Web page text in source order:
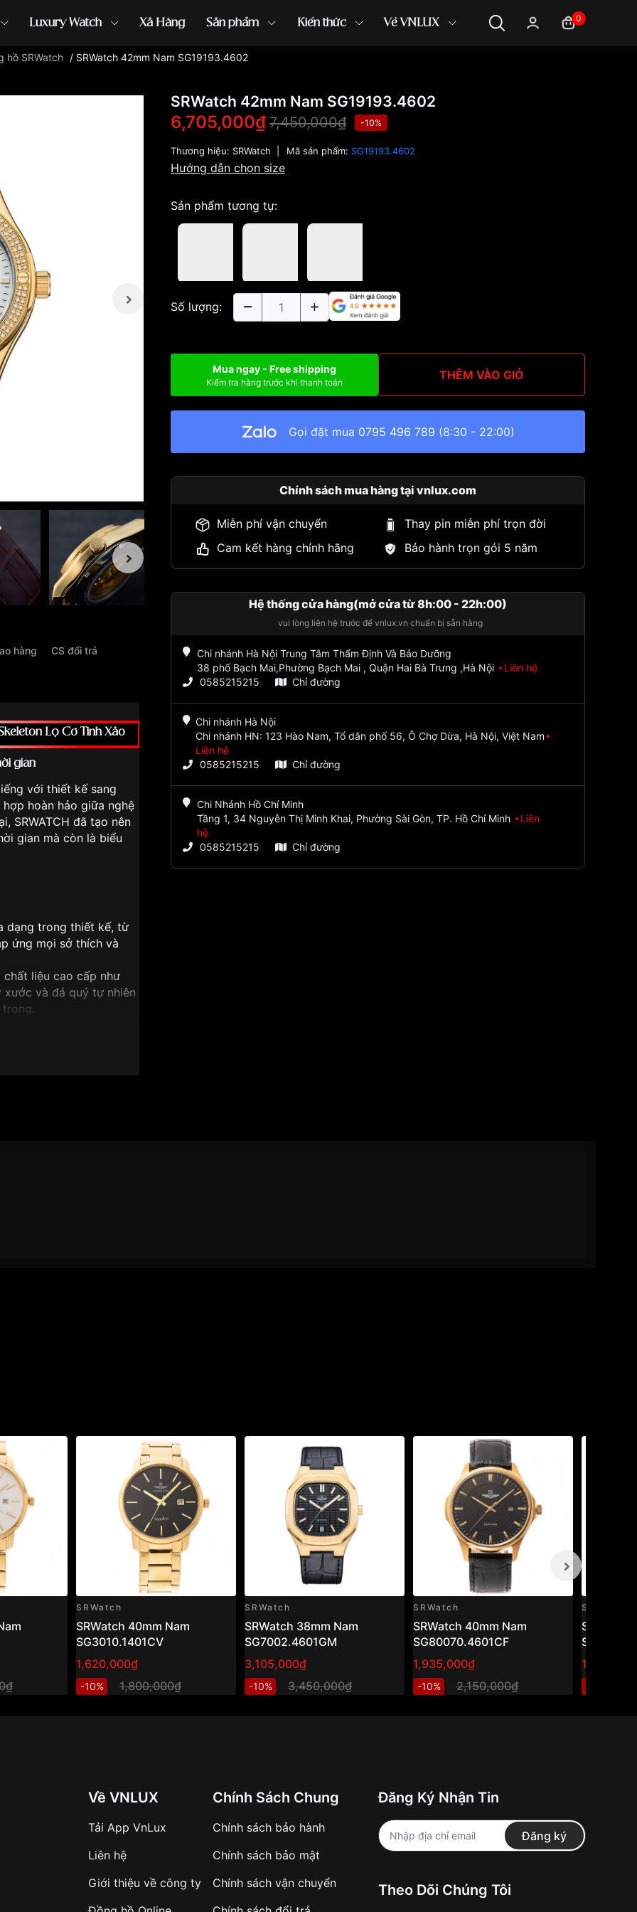
Luxury Watch Xả Hàng Sản phẩm Kiến thức Về VNLUX 0
hồ G-Shock đồng hồ Orient ...
hồ SRWatch / SRWatch 42mm Nam SG19193.4602
hàng CS đổi trả
Lộ Cơ Tinh Xảo
gian
với thiết kế sang
hoàn hảo giữa nghệ
SRWATCH đã tạo nên
gian mà còn là biểu
dạng trong thiết kế, từ
ứng mọi sở thích và
chất liệu cao cấp như
và đá quý tự nhiên
và ổn định cao.
hồ Skeleton tinh
gỉ 316L mạ vàng
tay nam giới. Niềng
lợi và chắc chắn.
được trang bị
xác cao, khả năng
đồng hồ sang trọng
tùng, sự kiện quan
hồ này sẽ là điểm
cấp của mình.
SRWatch 42mm Nam SG19193.4602
6,705,000₫ 7,450,000₫ -10%
Thương hiệu: SRWatch Mã sản phẩm: SG19193.4602
Hướng dẫn chọn size
Sản phẩm tương tự:
Số lượng:
Mua ngay - Free shipping
Kiểm tra hàng trước khi thanh toán THÊM VÀO GIỎ
Gọi đặt mua 0795 496 789 (8:30 - 22:00)
Chính sách mua hàng tại vnlux.com
Miễn phí vận chuyển
Thay pin miễn phí trọn đời
Cam kết hàng chính hãng
Bảo hành trọn gói 5 năm
Hệ thống cửa hàng(mở cửa từ 8h:00 - 22h:00)
vui lòng liên hệ trước để vnlux.vn chuẩn bị sẵn hàng
Chi nhánh Hà Nội Trung Tâm Thẩm Định Và Bảo Dưỡng
38 phố Bạch Mai,Phường Bạch Mai , Quận Hai Bà Trưng ,Hà Nội
Liên hệ
0585215215
Chỉ đường
Chi nhánh Hà Nội
Chi nhánh HN: 123 Hào Nam, Tổ dân phố 56, Ô Chợ Dừa, Hà Nội, Việt Nam
Liên hệ
0585215215
Chỉ đường
Chi Nhánh Hồ Chí Minh
Tầng 1, 34 Nguyễn Thị Minh Khai, Phường Sài Gòn, TP. Hồ Chí Minh
Liên
hệ
0585215215
Chỉ đường
SRWatch
SRWatch 40mm Nam
SG3010.1401CV
1,620,000₫
-10% 1,800,000₫
SRWatch
SRWatch 38mm Nam
SG7002.4601GM
3,105,000₫
-10% 3,450,000₫
SRWatch
SRWatch 40mm Nam
SG80070.4601CF
1,935,000₫
-10% 2,150,000₫
SRWatch
SRwatch
Về VNLUX
Tải App VnLux
Liên hệ
Giới thiệu về công ty
Chính Sách Chung
Chính sách bảo hành
Chính sách bảo mật
Chính sách vận chuyển
Đăng Ký Nhận Tin
Đăng ký
Theo Dõi Chúng Tôi